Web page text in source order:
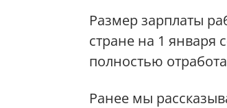
Размер зарплаты
стране на 1 января
полностью
Ранее мы